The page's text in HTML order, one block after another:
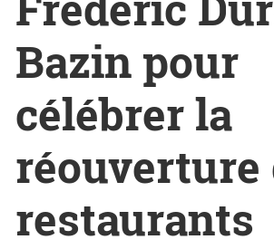
Bazin pour
célébrer la
réouverture
restaurants